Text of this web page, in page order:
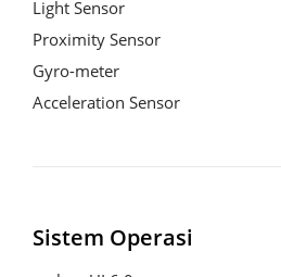
Light Sensor
Proximity Sensor
Gyro-meter
Acceleration Sensor
Sistem Operasi